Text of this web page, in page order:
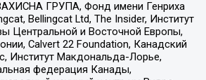
ГРУПА, Фонд имени Генриха
Bellingcat Ltd, The Insider, Институт
Центральной и Восточной Европы,
Calvert 22 Foundation, Канадский
Институт Макдональда-Лорье,
федерация Канады,